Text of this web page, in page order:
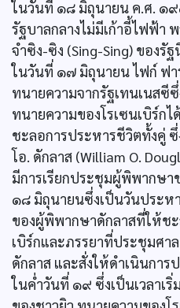
ในวันที่ ๑๘ มิถุนายน ค.ศ. ๑
รัฐบาลกลางไม่มีเก้าอี้ไฟฟ้า
จำซิง-ซิง (Sing-Sing) ของรั
ในวันที่ ๑๗ มิถุนายน ไฟก์ ฟา
ทนายความจากรัฐเทนเนสซี
ทนายความของโรเซนเบิร์ก
ชะลอการประหารชีวิตทั้งคู่
โอ. ดักลาส (William O.
มีการเรียกประชุมผู้พิพากษ
๑๘ มิถุนายนซึ่งเป็นวันประห
ของผู้พิพากษาดักลาสที่ให้ช
เบิร์กและภรรยาที่ประชุมศา
ดักลาส และสั่งให้ดำเนินกา
ในคํ่าวันที่ ๑๙ ซึ่งเป็นเวลาเ